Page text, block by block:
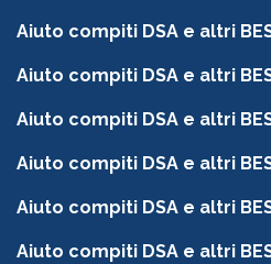
Aiuto compiti DSA e altri
Aiuto compiti DSA e altri
Aiuto compiti DSA e altri
Aiuto compiti DSA e altri
Aiuto compiti DSA e altri
Aiuto compiti DSA e altri